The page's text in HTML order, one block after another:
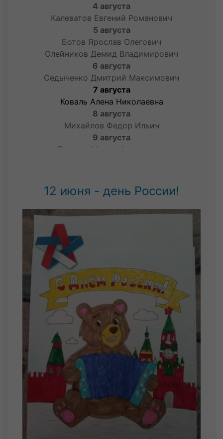
4 августа
Калеватов Евгений Романович
5 августа
Ботов Ярослав Олегович
Олейников Демид Владимирович
6 августа
Седыченко Дмитрий Максимович
7 августа
Коваль Алена Николаевна
8 августа
Михайлов Федор Ильич
9 августа
Логачев Мирон Алексеевич
Атоев Юсуфходжа Азизходжаевич
Голубев Александр Павлович
Мецкер Егор Сергеевич
Зыкин Александр Ильич
Леденков Ермолай Алексеевич
13 августа
Грязнов Николай Евгеньевич
Малышев Тимур Елисеевич
Свечников Александр Евгеньевич
Чепиков Арсений Александрович
14 августа
Мишкинис Диана Витальевна
Москвин Матвей Андреевич
Сидоров Ярослав Сергеевич
Гуляев Родион Романович
12 июня - день России!